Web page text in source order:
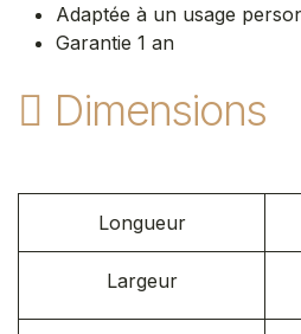
Adaptée à un usage
Garantie 1 an​
Dimensions
Longueur
Largeur